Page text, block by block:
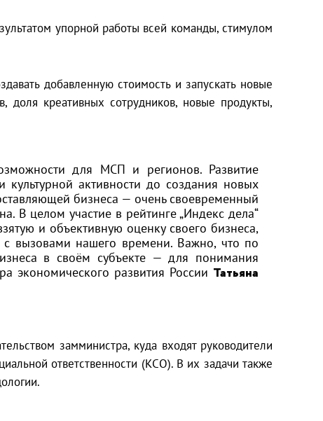
упорной работы всей команды, стимулом
добавленную стоимость и запускать новые
доля креативных сотрудников, новые продукты,
для МСП и регионов. Развитие
активности до создания новых
бизнеса — очень своевременный
В целом участие в рейтинге „Индекс дела“
и объективную оценку своего бизнеса,
с вызовами нашего времени. Важно, что по
в своём субъекте — для понимания
экономического развития России Татьяна
замминистра, куда входят руководители
ответственности (КСО). В их задачи также